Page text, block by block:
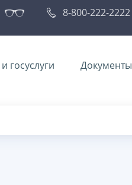
8-800-222-2222
госуслуги Документы